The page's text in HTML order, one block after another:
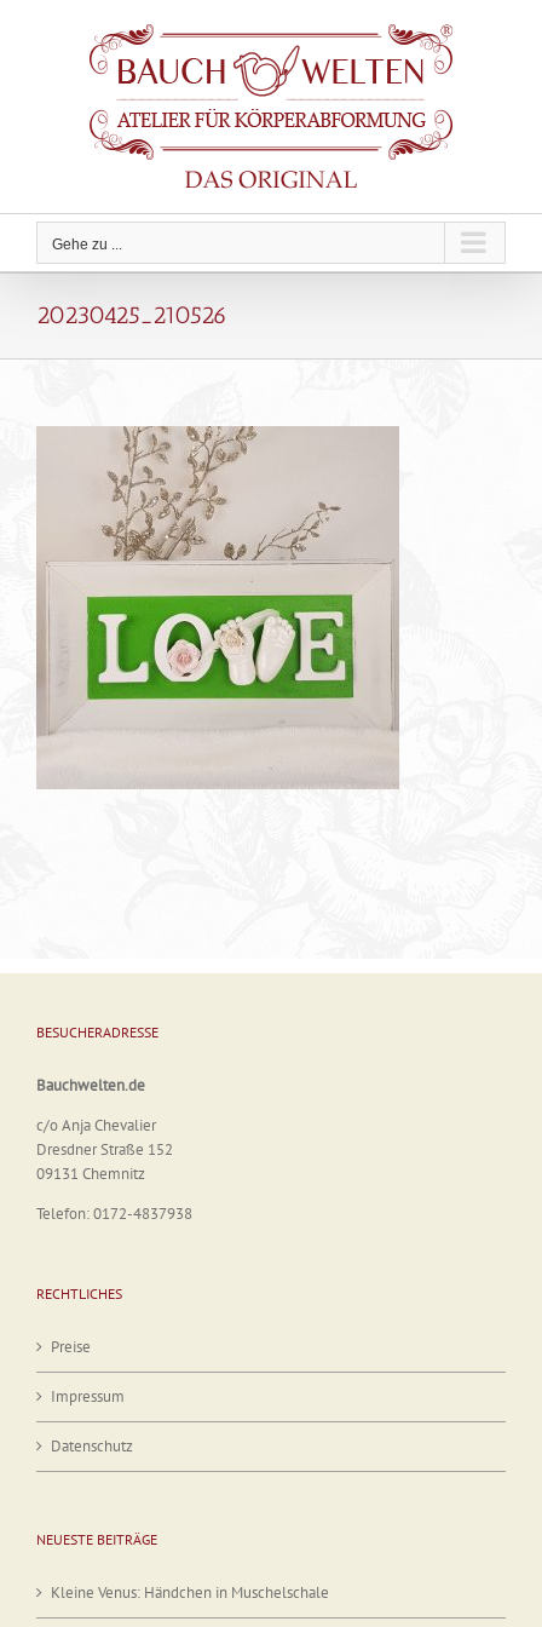
Gehe zu ...
20230425_210526
BESUCHERADRESSE
Bauchwelten.de
c/o Anja Chevalier
Dresdner Straße 152
09131 Chemnitz
Telefon: 0172-4837938
RECHTLICHES
Preise
Impressum
Datenschutz
NEUESTE BEITRÄGE
Kleine Venus: Händchen in Muschelschale